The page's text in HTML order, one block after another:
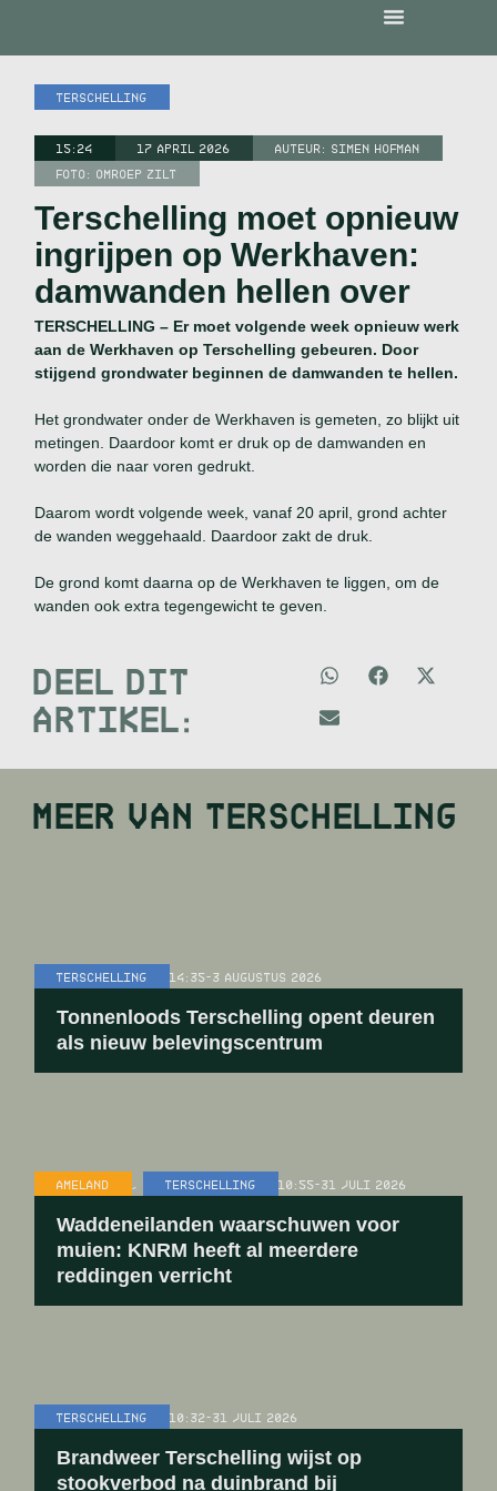
TERSCHELLING
15:24 17 APRIL 2026 AUTEUR:SIMEN HOFMAN
FOTO: OMROEP ZILT
Terschelling moet opnieuw
ingrijpen op Werkhaven:
damwanden hellen over
TERSCHELLING – Er moet volgende week opnieuw werk
aan de Werkhaven op Terschelling gebeuren. Door
stijgend grondwater beginnen de damwanden te hellen.
Het grondwater onder de Werkhaven is gemeten, zo blijkt uit
metingen. Daardoor komt er druk op de damwanden en
worden die naar voren gedrukt.
Daarom wordt volgende week, vanaf 20 april, grond achter
de wanden weggehaald. Daardoor zakt de druk.
De grond komt daarna op de Werkhaven te liggen, om de
wanden ook extra tegengewicht te geven.
DEEL DIT
ARTIKEL:
MEER VANTERSCHELLING
TERSCHELLING 14:35-3 AUGUSTUS 2026
Tonnenloods Terschelling opent deuren
als nieuw belevingscentrum
AMELAND , TERSCHELLING 10:55-31 JULI 2026
Waddeneilanden waarschuwen voor
muien: KNRM heeft al meerdere
reddingen verricht
TERSCHELLING 10:32-31 JULI 2026
Brandweer Terschelling wijst op
stookverbod na duinbrand bij